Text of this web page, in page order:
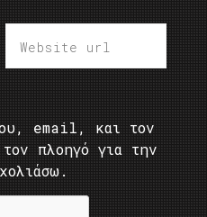
email, και τον
πλοηγό για την